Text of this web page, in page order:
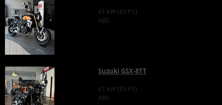
61 kW (83 PS)
ABS
Suzuki GSX-8TT
61 kW (83 PS)
ABS